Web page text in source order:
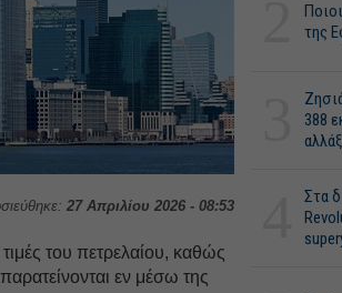
27 Απριλίου 2026 - 08:53
του πετρελαίου, καθώς
εν μέσω της
της
388
Στα